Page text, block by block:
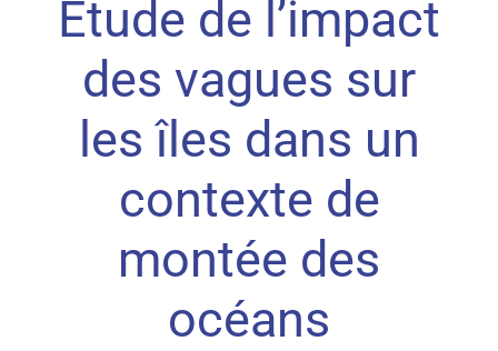
Étude de l’impact
des vagues sur
les îles dans un
contexte de
montée des
océans